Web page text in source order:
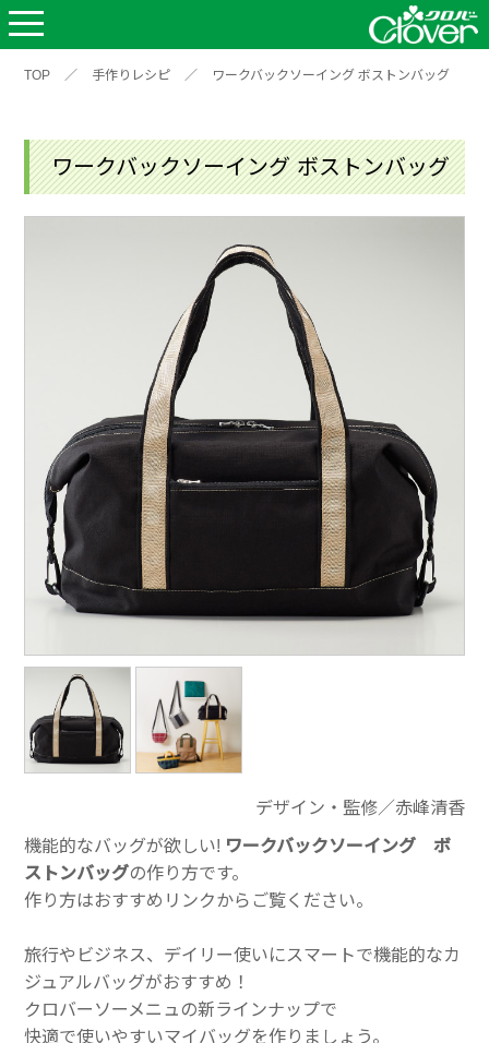
TOP ／ 手作りレシピ ／ ワークバックソーイング ボストンバッグ
ワークバックソーイング ボストンバッグ
デザイン・監修／赤峰清香
機能的なバッグが欲しい! ワークバックソーイング ボ
ストンバッグの作り方です。
作り方はおすすめリンクからご覧ください。
旅行やビジネス、デイリー使いにスマートで機能的なカ
ジュアルバッグがおすすめ！
クロバーソーメニュの新ラインナップで
快適で使いやすいマイバッグを作りましょう。